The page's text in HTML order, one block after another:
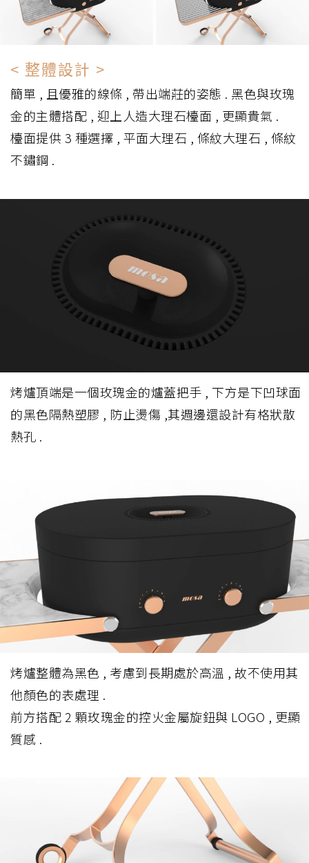
< 整體設計 >
簡單 , 且優雅的線條 , 帶出端莊的姿態 . 黑色與玫瑰
金的主體搭配 , 迎上人造大理石檯面 , 更顯貴氣 .
檯面提供 3 種選擇 , 平面大理石 , 條紋大理石 , 條紋
不鏽鋼 .
烤爐頂端是一個玫瑰金的爐蓋把手 , 下方是下凹球面
的黑色隔熱塑膠 , 防止燙傷 ,其週邊還設計有格狀散
熱孔 .
烤爐整體為黑色 , 考慮到長期處於高溫 , 故不使用其
他顏色的表處理 .
前方搭配 2 顆玫瑰金的控火金屬旋鈕與 LOGO , 更顯
質感 .